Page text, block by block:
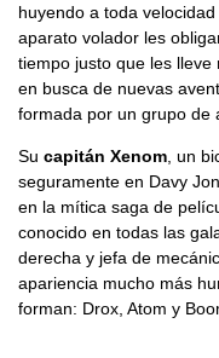
huyendo a toda
aparato volador les
tiempo justo que les
en busca de nuevas
formada por un grupo de
Su capitán Xenom , un
seguramente en Davy
en la mítica saga de
conocido en todas las
derecha y jefa de
apariencia mucho más
forman: Drox, Atom y